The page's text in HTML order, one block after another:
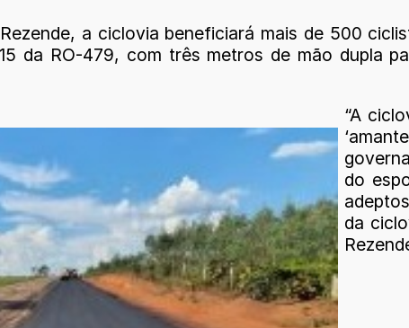
a ciclovia beneficiará mais de 500
da RO-479, com três metros de mão dupla
“A
do
da